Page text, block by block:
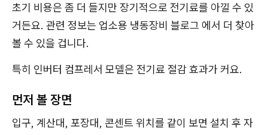
초기 비용은 좀 더 들지만 장기적으로 전기료를 아낄 수 있
거든요. 관련 정보는 업소용 냉동장비 블로그 에서 더 찾아
볼 수 있을 겁니다.
특히 인버터 컴프레서 모델은 전기료 절감 효과가 커요.
먼저 볼 장면
입구, 계산대, 포장대, 콘센트 위치를 같이 보면 설치 후 자